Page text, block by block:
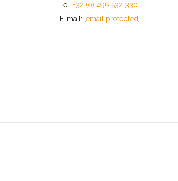
Tel: +32 (0) 496 532 330
E-mail: [email protected]